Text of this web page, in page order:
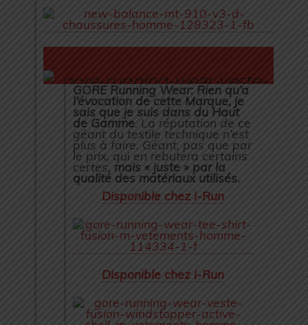
Gamme FUSION de GORE
RUNNING Wear: La
Protection Haut De Gamme
pour cet Automne-Hiver!
GORE Running Wear: Rien qu’a
l’évocation de cette Marque, je
sais que je suis dans du Haut
de Gamme. La réputation de ce
géant du textile technique n’est
plus à faire. Géant, pas que par
le prix, qui en rebutera certains
certes, mais « juste » par la
qualité des matériaux utilisés.
Disponible chez i-Run
Disponible chez i-Run